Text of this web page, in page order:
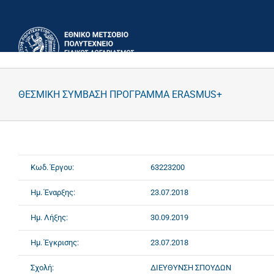
περιεχόμενο
ΘΕΣΜΙΚΗ ΣΥΜΒΑΣΗ ΠΡΟΓΡΑΜΜΑ ERASMUS+
Κωδ. Έργου: 63223200
Ημ. Έναρξης: 23.07.2018
Ημ. Λήξης: 30.09.2019
Ημ. Έγκρισης: 23.07.2018
Σχολή: ΔΙΕΥΘΥΝΣΗ ΣΠΟΥΔΩΝ